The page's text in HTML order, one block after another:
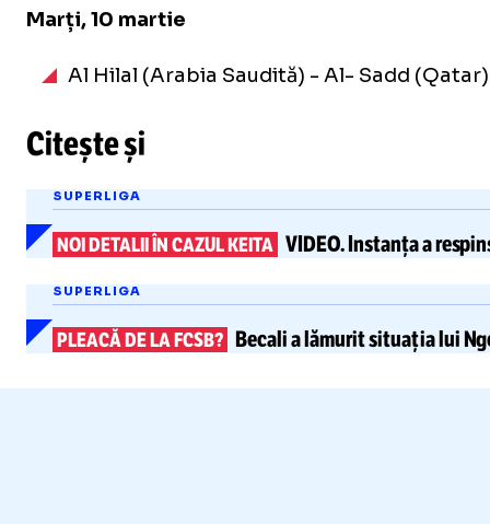
Marți, 10 martie
Al Hilal (Arabia Saudită) - Al- Sadd (Qatar)
Citește și
SUPERLIGA
NOI DETALII ÎN CAZUL KEITA VIDEO.Instanțaa
SUPERLIGA
PLEACĂ DE LA FCSB? Becali a lămurit situația lui